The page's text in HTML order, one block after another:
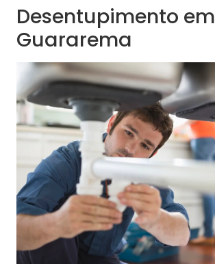
Desentupimento em
Guararema